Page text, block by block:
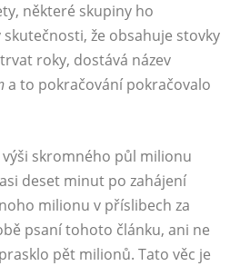
některé skupiny ho
že obsahuje stovky
roky, dostává název
a to pokračování pokračovalo
skromného půl milionu
deset minut po zahájení
milionu v příslibech za
psaní tohoto článku, ani ne
pět milionů. Tato věc je